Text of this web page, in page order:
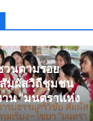
วนตามรอย
มผัสวิถีชุมชน
าน “มนตราแห่ง